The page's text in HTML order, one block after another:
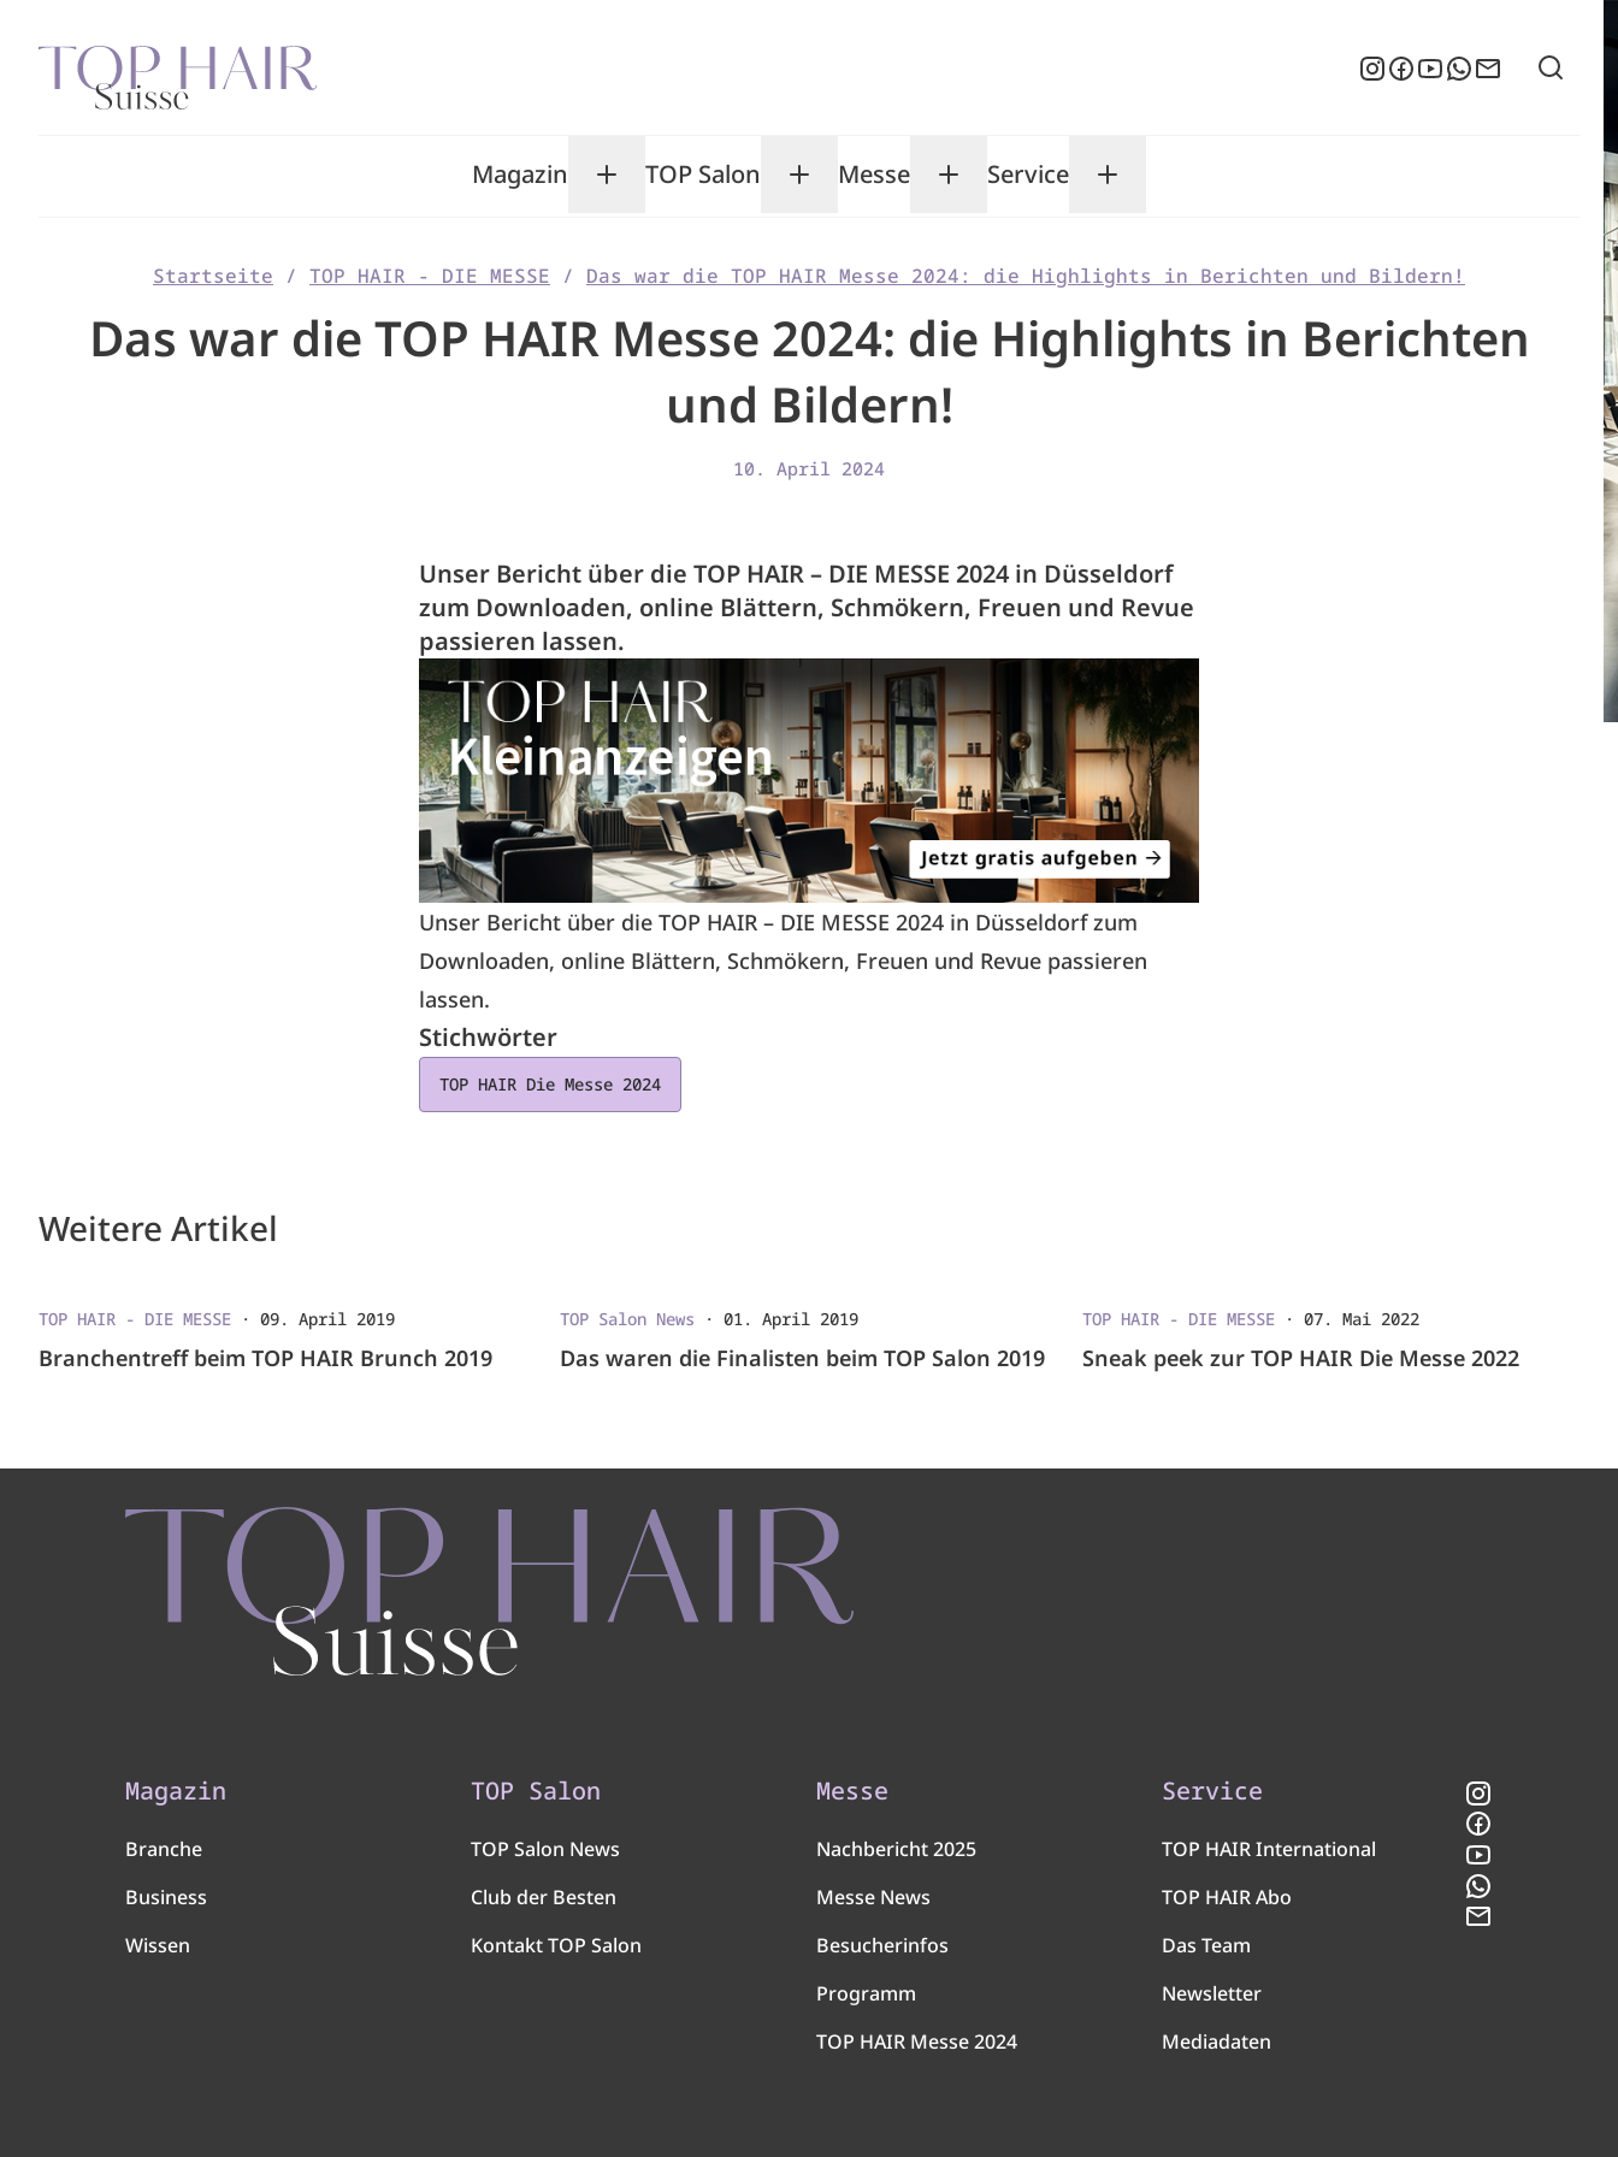
Inhalt
springen
Suche
Magazin Toggle Magazin submenu
TOP Salon Toggle TOP Salon submenu
Messe Toggle Messe submenu
Service Toggle Service submenu
Instagram
Facebook
YouTubeWhatsApp
Newsletter
Startseite / TOP HAIR - DIE MESSE / Das war die TOP HAIR Messe 2024: die Highlights in Berichten und Bildern!
Das war die TOP HAIR Messe 2024: die Highlights in Berichten
und Bildern!
10. April 2024
Unser Bericht über die TOP HAIR – DIE MESSE 2024 in Düsseldorf
zum Downloaden, online Blättern, Schmökern, Freuen und Revue
passieren lassen.
Unser Bericht über die TOP HAIR – DIE MESSE 2024 in Düsseldorf zum
Downloaden, online Blättern, Schmökern, Freuen und Revue passieren
lassen.
Stichwörter
TOP HAIR Die Messe 2024
Weitere Artikel
TOP HAIR - DIE MESSE · 09. April 2019
Branchentreff beim TOP HAIR Brunch 2019
TOP Salon News ·01. April 2019
Das waren die Finalisten beim TOP Salon 2019
TOP HAIR - DIE MESSE· 07. Mai 2022
Sneak peek zur TOP HAIR Die Messe 2022
Magazin
Branche
Business
Wissen
TOP Salon
TOP Salon News
Club der Besten
Kontakt TOP Salon
Messe
Nachbericht 2025
Messe News
Besucherinfos
Programm
TOP HAIR Messe 2024
Service
TOP HAIR International
TOP HAIR Abo
Das Team
Newsletter
Mediadaten